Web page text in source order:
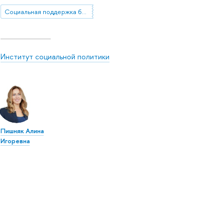
Социальная поддержка бедных
Институт социальной политики
Пишняк Алина
Игоревна